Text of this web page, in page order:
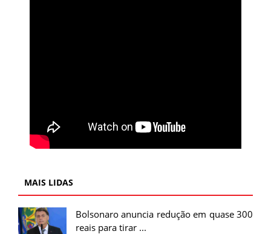
MAIS LIDAS
Bolsonaro anuncia redução em quase 300
reais para tirar ...